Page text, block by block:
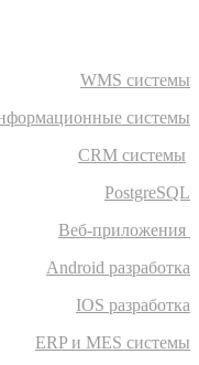
WMS системы
системы
CRM системы
PostgreSQL
Веб-приложения
Android разработка
IOS разработка
ERP и MES системы